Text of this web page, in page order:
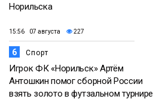
Норильска
15:56 07 августа 227
6 Спорт
Игрок ФК «Норильск» Артём
Антошкин помог сборной России
взять золото в футзальном турнире